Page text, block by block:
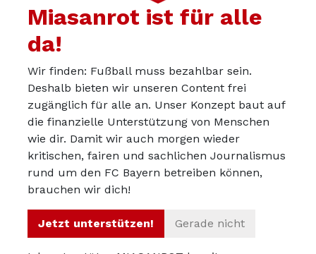
Werbepartner werden
Datenschutz
Miasanrot ist für alle
da!
Wir finden: Fußball muss bezahlbar sein.
Deshalb bieten wir unseren Content frei
zugänglich für alle an. Unser Konzept baut auf
die finanzielle Unterstützung von Menschen
wie dir. Damit wir auch morgen wieder
kritischen, fairen und sachlichen Journalismus
rund um den FC Bayern betreiben können,
brauchen wir dich!
Jetzt unterstützen! Gerade nicht